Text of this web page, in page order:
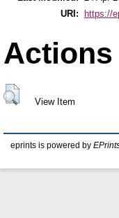
URI:
https://
View Item
eprints is powered by